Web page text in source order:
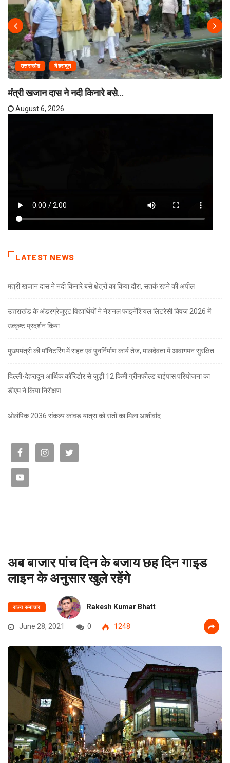
उत्तराखंड देहरादून
मंत्री खजान दास ने नदी किनारे बसे...
August 6, 2026
LATEST NEWS
मंत्री खजान दास ने नदी किनारे बसे क्षेत्रों का किया दौरा, सतर्क रहने की अपील
उत्तराखंड के अंडरग्रेजुएट विद्यार्थियों ने नेशनल फाइनेंशियल लिटरेसी क्विज़ 2026 में
उत्कृष्ट प्रदर्शन किया
मुख्यमंत्री की मॉनिटरिंग में राहत एवं पुनर्निर्माण कार्य तेज, मालदेवता में आवागमन सुरक्षित
दिल्ली-देहरादून आर्थिक कॉरिडोर से जुड़ी 12 किमी ग्रीनफील्ड बाईपास परियोजना का
डीएम ने किया निरीक्षण
ओलंपिक 2036 संकल्प कांवड़ यात्रा को संतों का मिला आशीर्वाद
अब बाजार पांच दिन के बजाय छह दिन गाइड
लाइन के अनुसार खुले रहेंगे
राज्य समाचार Rakesh Kumar Bhatt
June 28, 2021 0 1248